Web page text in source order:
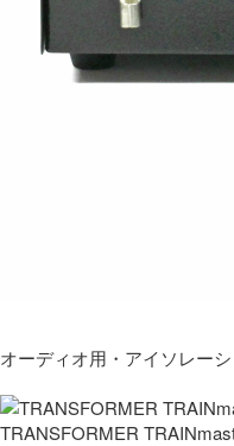
オーディオ用・アイソレー
TRANSFORMER